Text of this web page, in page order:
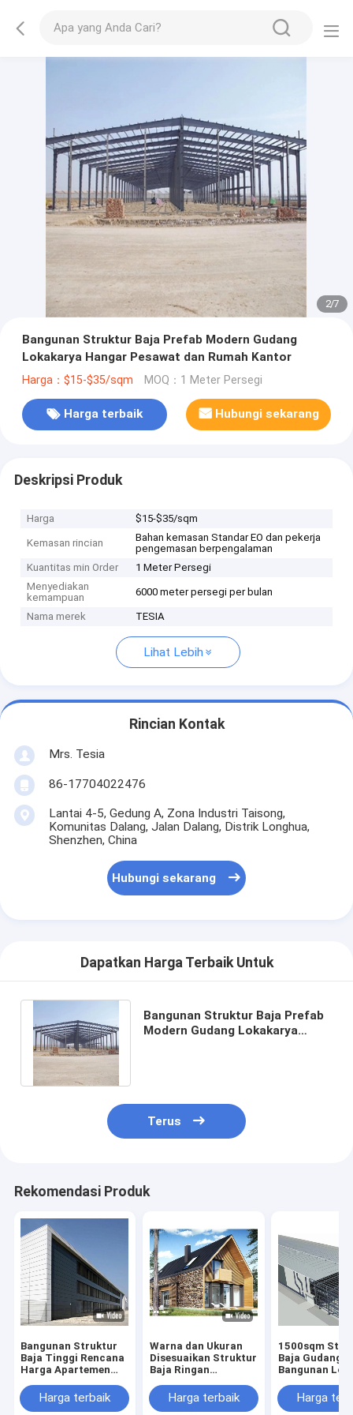
2/7
Bangunan Struktur Baja Prefab Modern Gudang
Lokakarya Hangar Pesawat dan Rumah Kantor
Harga：$15-$35/sqm MOQ：1 Meter Persegi
Harga terbaik Hubungi sekarang
Deskripsi Produk
Harga $15-$35/sqm
Kemasan rincian
Bahan kemasan Standar EO dan pekerja
pengemasan berpengalaman
Kuantitas min Order
1 Meter Persegi
Menyediakan
kemampuan
6000 meter persegi per bulan
Nama merek TESIA
Lihat Lebih
Rincian Kontak
Mrs. Tesia
86-17704022476
Lantai 4-5, Gedung A, Zona Industri Taisong,
Komunitas Dalang, Jalan Dalang, Distrik Longhua,
Shenzhen, China
Hubungi sekarang
Dapatkan Harga Terbaik Untuk
Bangunan Struktur Baja Prefab
Modern Gudang Lokakarya
Terus
Rekomendasi Produk
Bangunan Struktur
Baja Tinggi Rencana
Harga Apartemen
Prefabrikasi
Harga terbaik
Warna dan Ukuran
Disesuaikan Struktur
Baja Ringan
Mewah Dua Lantai
Rumah Prefabrikasi
Harga terbaik
1500sqm
Baja Gudang
Bangunan
Harga